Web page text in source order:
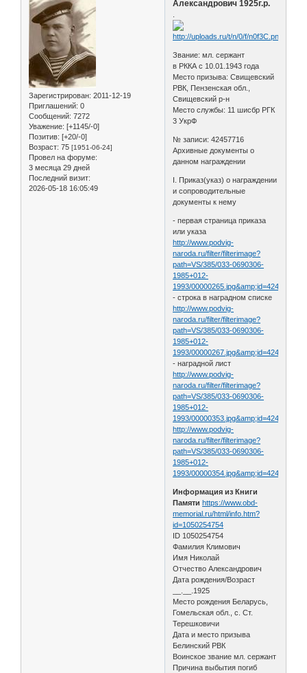
Зарегистрирован: 2011-12-19
Приглашений: 0
Сообщений: 7272
Уважение: [+1145/-0]
Позитив: [+20/-0]
Возраст: 75 [1951-06-24]
Провел на форуме:
3 месяца 29 дней
Последний визит:
2026-05-18 16:05:49
Александрович 1925г.р.
Звание: мл. сержант
в РККА с 10.01.1943 года
Место призыва: Свищевский
РВК, Пензенская обл.,
Свищевский р-н
Место службы: 11 шисбр РГК
3 УкрФ
№ записи: 42457716
Архивные документы о
данном награждении
I. Приказ(указ) о награждении
и сопроводительные
документы к нему
- первая страница приказа
или указа
http://www.podvig-
naroda.ru/filter/filterimage?
path=VS/385/033-0690306-
1985+012-
1993/
- строка в наградном списке
http://www.podvig-
naroda.ru/filter/filterimage?
path=VS/385/033-0690306-
1985+012-
1993/
- наградной лист
http://www.podvig-
naroda.ru/filter/filterimage?
path=VS/385/033-0690306-
1985+012-
1993/
http://www.podvig-
naroda.ru/filter/filterimage?
path=VS/385/033-0690306-
1985+012-
1993/
Информация из Книги
Памяти https://www.obd-
memorial.ru/html/info.htm?
id=1050254754
ID 1050254754
Фамилия Климович
Имя Николай
Отчество Александрович
Дата рождения/Возраст
__.__.1925
Место рождения Беларусь,
Гомельская обл., с. Ст.
Терешковичи
Дата и место призыва
Белинский РВК
Воинское звание мл. сержант
Причина выбытия погиб